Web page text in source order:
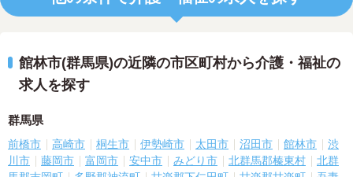
館林市(群馬県)の近隣の市区町村から介護・福祉の
求人を探す
群馬県
前橋市 高崎市 桐生市 伊勢崎市 太田市 沼田市 館林市
渋
川市
藤岡市 富岡市 安中市 みどり市 北群馬郡榛東村
北群